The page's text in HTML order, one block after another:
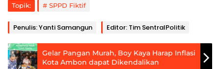
Topik: SPPD Fiktif
Penulis: Yanti Samangun Editor: Tim SentralPolitik
Gelar Pangan Murah, Boy Kaya Harap Inflasi
Kota Ambon dapat Dikendalikan